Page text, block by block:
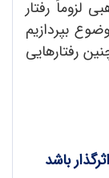
رفتار
بپردازیم
رفتارهایی
باشد